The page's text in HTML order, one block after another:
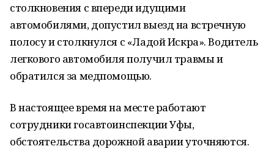
столкновения с впереди идущими
автомобилями, допустил выезд на встречную
полосу и столкнулся с «Ладой Искра». Водитель
легкового автомобиля получил травмы и
обратился за медпомощью.
В настоящее время на месте работают
сотрудники госавтоинспекции Уфы,
обстоятельства дорожной аварии уточняются.